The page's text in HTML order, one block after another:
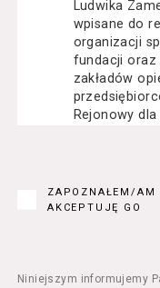
Ludwika
wpisane do
organizacji
fundacji oraz
zakładów
Rejonowy
lub jednostka
ZAPOZNAŁEM/AM
AKCEPTUJĘ GO
Niniejszym informujemy